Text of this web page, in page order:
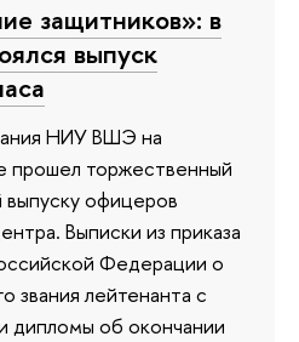
защитников»: в
выпуск
НИУ ВШЭ на
прошел торжественный
офицеров
Выписки из приказа
Федерации о
звания лейтенанта с
дипломы об окончании